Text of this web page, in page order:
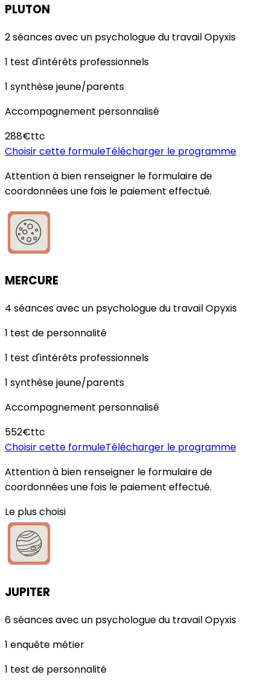
PLUTON
2 séances avec un psychologue du travail Opyxis
1 test d'intérêts professionnels
1 synthèse jeune/parents
Accompagnement personnalisé
288€ttc
Choisir cette formuleTélécharger le programme
Attention à bien renseigner le formulaire de
coordonnées une fois le paiement effectué.
MERCURE
4 séances avec un psychologue du travail Opyxis
1 test de personnalité
1 test d'intérêts professionnels
1 synthèse jeune/parents
Accompagnement personnalisé
552€ttc
Choisir cette formuleTélécharger le programme
Attention à bien renseigner le formulaire de
coordonnées une fois le paiement effectué.
Le plus choisi
JUPITER
6 séances avec un psychologue du travail Opyxis
1 enquête métier
1 test de personnalité